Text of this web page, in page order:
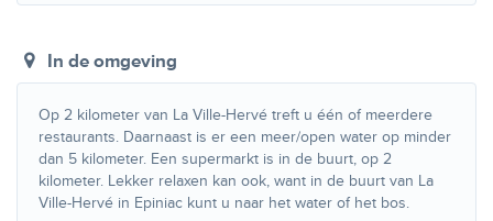
In de omgeving
Op 2 kilometer van La Ville-Hervé treft u één of meerdere
restaurants. Daarnaast is er een meer/open water op minder
dan 5 kilometer. Een supermarkt is in de buurt, op 2
kilometer. Lekker relaxen kan ook, want in de buurt van La
Ville-Hervé in Epiniac kunt u naar het water of het bos.